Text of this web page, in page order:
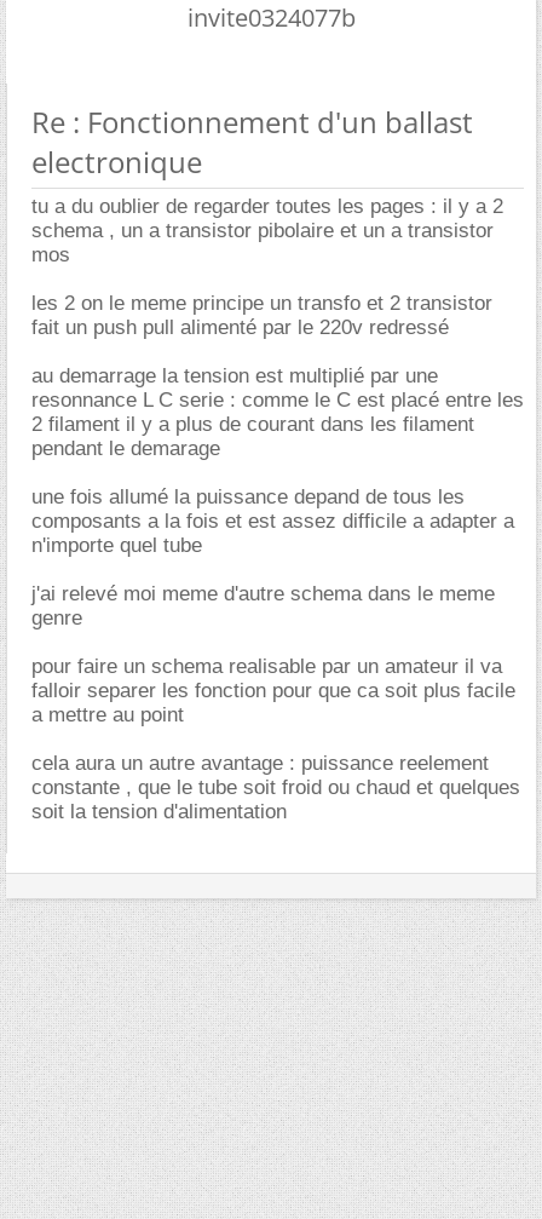
invite0324077b
Re : Fonctionnement d'un ballast
electronique
tu a du oublier de regarder toutes les pages : il y a 2
schema , un a transistor pibolaire et un a transistor
mos
les 2 on le meme principe un transfo et 2 transistor
fait un push pull alimenté par le 220v redressé
au demarrage la tension est multiplié par une
resonnance L C serie : comme le C est placé entre les
2 filament il y a plus de courant dans les filament
pendant le demarage
une fois allumé la puissance depand de tous les
composants a la fois et est assez difficile a adapter a
n'importe quel tube
j'ai relevé moi meme d'autre schema dans le meme
genre
pour faire un schema realisable par un amateur il va
falloir separer les fonction pour que ca soit plus facile
a mettre au point
cela aura un autre avantage : puissance reelement
constante , que le tube soit froid ou chaud et quelques
soit la tension d'alimentation